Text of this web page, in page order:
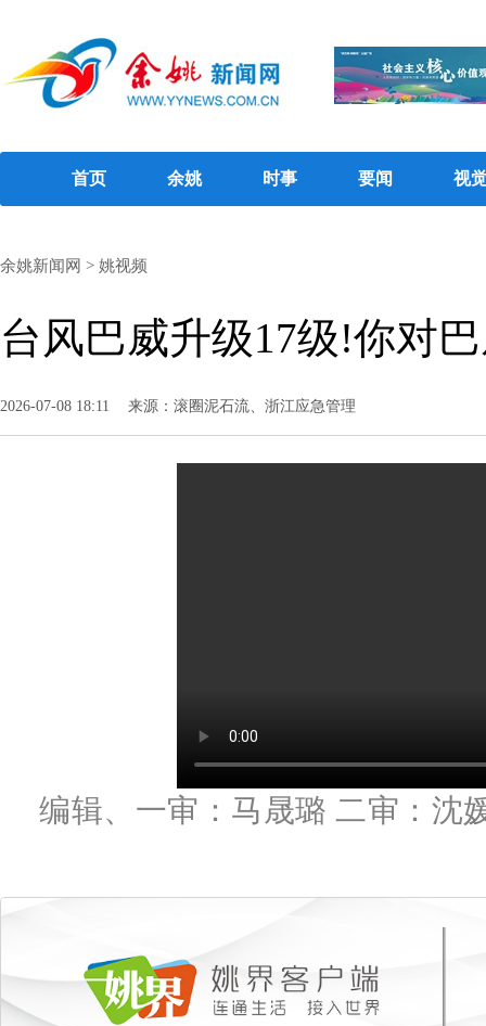
首页 余姚 时事 要闻 视
余姚新闻网 > 姚视频
台风巴威升级17级!你对
2026-07-08 18:11 来源：滚圈泥石流、浙江应急管理
编辑、一审：马晟璐 二审：沈